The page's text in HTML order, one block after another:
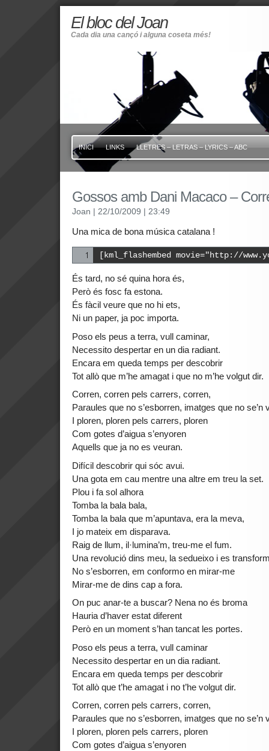
El bloc del Joan
Cada dia una cançó i alguna coseta més!
INICI LINKS LLETRES – LETRAS – LYRICS – ABC
Gossos amb Dani Macaco –
Joan | 22/10/2009 | 23:49
Una mica de bona música catalana !
[kml_flashembed movie="http://
És tard, no sé quina hora és,
Però és fosc fa estona.
És fàcil veure que no hi ets,
Ni un paper, ja poc importa.
Poso els peus a terra, vull caminar,
Necessito despertar en un dia radiant.
Encara em queda temps per descobrir
Tot allò que m’he amagat i que no m’he volgut dir.
Corren, corren pels carrers, corren,
Paraules que no s’esborren, imatges que no se’n
I ploren, ploren pels carrers, ploren
Com gotes d’aigua s’enyoren
Aquells que ja no es veuran.
Difícil descobrir qui sóc avui.
Una gota em cau mentre una altre em treu la set.
Plou i fa sol alhora
Tomba la bala bala,
Tomba la bala que m’apuntava, era la meva,
I jo mateix em disparava.
Raig de llum, il·lumina’m, treu-me el fum.
Una revolució dins meu, la sedueixo i es
No s’esborren, em conformo en mirar-me
Mirar-me de dins cap a fora.
On puc anar-te a buscar? Nena no és broma
Hauria d’haver estat diferent
Però en un moment s’han tancat les portes.
Poso els peus a terra, vull caminar
Necessito despertar en un dia radiant.
Encara em queda temps per descobrir
Tot allò que t’he amagat i no t’he volgut dir.
Corren, corren pels carrers, corren,
Paraules que no s’esborren, imatges que no se’n
I ploren, ploren pels carrers, ploren
Com gotes d’aigua s’enyoren